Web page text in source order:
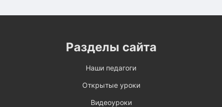
Разделы сайта
Наши педагоги
Открытые уроки
Видеоуроки